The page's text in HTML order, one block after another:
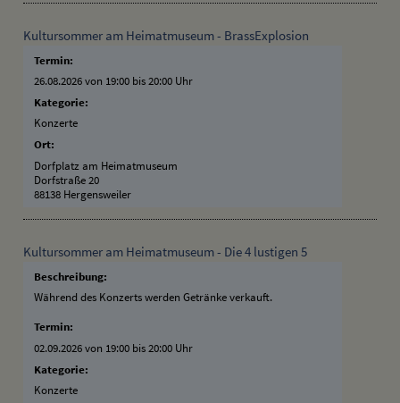
Kultursommer am Heimatmuseum - BrassExplosion
Termin:
26.08.2026 von 19:00 bis 20:00 Uhr
Kategorie:
Konzerte
Ort:
Dorfplatz am Heimatmuseum
Dorfstraße 20
88138 Hergensweiler
Kultursommer am Heimatmuseum - Die 4 lustigen 5
Beschreibung:
Während des Konzerts werden Getränke verkauft.
Termin:
02.09.2026 von 19:00 bis 20:00 Uhr
Kategorie:
Konzerte